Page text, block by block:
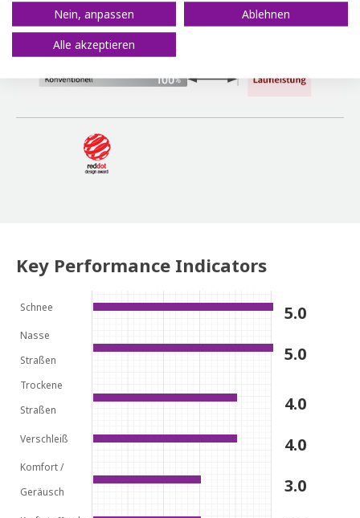
Key Performance Indicators
Schnee 5.0
Nasse
Straßen
5.0
Trockene
Straßen
4.0
Verschleiß 4.0
Komfort /
Geräusch
3.0
Nein, anpassen
Ablehnen
Alle akzeptieren